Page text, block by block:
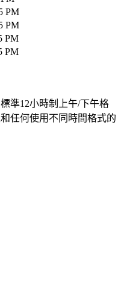
PM
PM
PM
PM
準12小時制上午/下午格
任何使用不同時間格式的